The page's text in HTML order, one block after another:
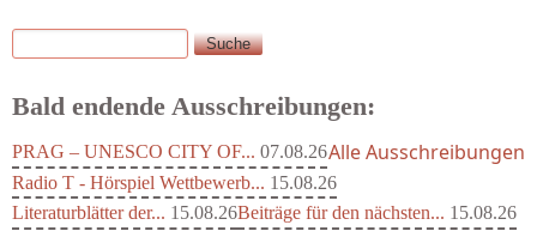
Suchformular
Suche
Bald endende Ausschreibungen:
PRAG – UNESCO CITY OF... 07.08.26
Radio T - Hörspiel Wettbewerb... 15.08.26
Literaturblätter der... 15.08.26Beiträge für den nächsten... 15.08.26
Alle Ausschreibungen